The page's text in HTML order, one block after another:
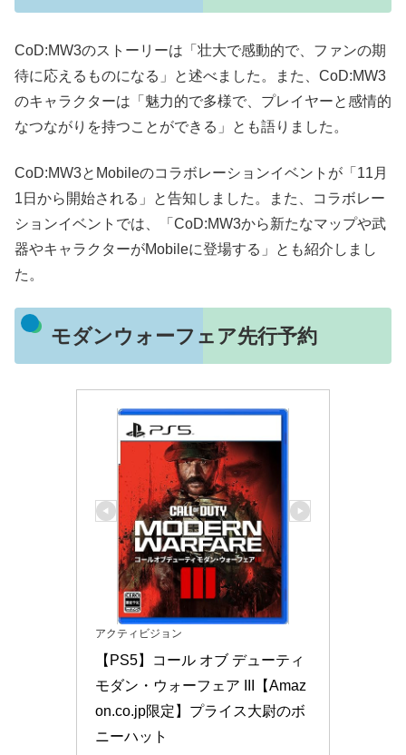
CoD:MW3のストーリーは「壮大で感動的で、ファンの期
待に応えるものになる」と述べました。また、CoD:MW3
のキャラクターは「魅力的で多様で、プレイヤーと感情的
なつながりを持つことができる」とも語りました。
CoD:MW3とMobileのコラボレーションイベントが「11月
1日から開始される」と告知しました。また、コラボレー
ションイベントでは、「CoD:MW3から新たなマップや武
器やキャラクターがMobileに登場する」とも紹介しまし
た。
モダンウォーフェア先行予約
アクティビジョン
【PS5】コール オブ デューティ
モダン・ウォーフェア III【Amaz
on.co.jp限定】プライス大尉のボ
ニーハット